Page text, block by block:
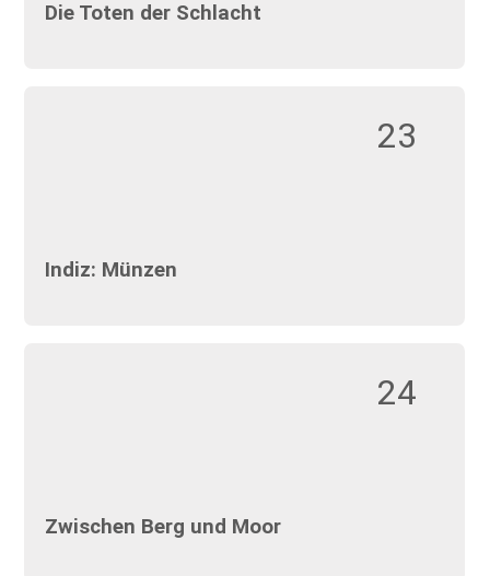
Die Toten der Schlacht
23
Indiz: Münzen
24
Zwischen Berg und Moor